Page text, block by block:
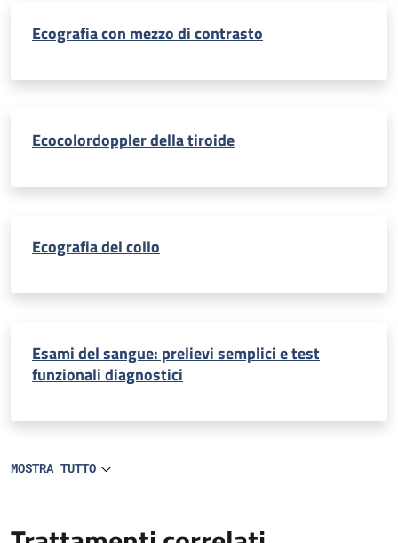
Ecografia con mezzo di contrasto
Ecocolordoppler della tiroide
Ecografia del collo
Esami del sangue: prelievi semplici e test
funzionali diagnostici
MOSTRA TUTTO